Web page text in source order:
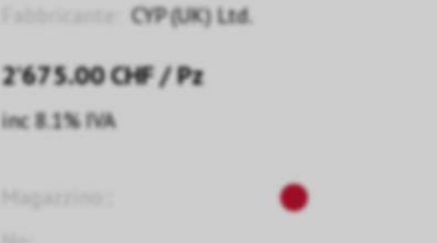
CYP (UK) Ltd.
2’675.00CHF/ Pz
inc 8.1% IVA